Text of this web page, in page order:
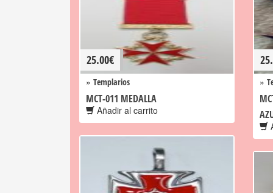
25.00€
» Templarios
MCT-011 MEDALLA
Añadir al carrito
»